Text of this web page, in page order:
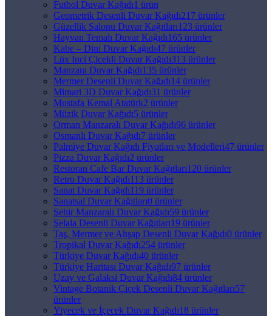
Futbol Duvar Kağıdı1 ürün
Geometrik Desenli Duvar Kağıdı217 ürünler
Güzellik Salonu Duvar Kağıtları123 ürünler
Hayvan Temalı Duvar Kağıdı165 ürünler
Kabe – Dini Duvar Kağıdı47 ürünler
Lüx İnci Çicekli Duvar Kağıdı313 ürünler
Manzara Duvar Kağıdı135 ürünler
Mermer Desenli Duvar Kağıdı14 ürünler
Mimari 3D Duvar Kağıdı31 ürünler
Mustafa Kemal Atatürk2 ürünler
Müzik Duvar Kağıdı5 ürünler
Orman Manzaralı Duvar Kağıdı96 ürünler
Osmanlı Duvar Kağıdı7 ürünler
Palmiye Duvar Kağıdı Fiyatları ve Modelleri47 ürünler
Pizza Duvar Kağıdı2 ürünler
Restoran Cafe Bar Duvar Kağıtları120 ürünler
Retro Duvar Kağıdı113 ürünler
Sanat Duvar Kağıdı119 ürünler
Sanatsal Duvar Kağıtları0 ürünler
Şehir Manzaralı Duvar Kağıdı59 ürünler
Şelala Desenli Duvar Kağıtları19 ürünler
Taş, Mermer ve Ahşap Desenli Duvar Kağıdı0 ürünler
Tropikal Duvar Kağıdı254 ürünler
Türkiye Duvar Kağıdı40 ürünler
Türkiye Haritası Duvar Kağıdı97 ürünler
Uzay ve Galaksi Duvar Kağıdı84 ürünler
Vintage Botanik Çiçek Desenli Duvar Kağıtları57
ürünler
Yiyecek ve İçecek Duvar Kağıdı18 ürünler